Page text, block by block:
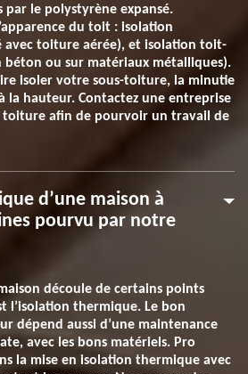
le polystyrène expansé.
du toit : isolation
avec toiture aérée), et isolation toit-
béton ou sur matériaux métalliques).
isoler votre sous-toiture, la minutie
la hauteur. Contactez une entreprise
toiture afin de pourvoir un travail de
d’une maison à
pourvu par notre
découle de certains points
l’isolation thermique. Le bon
dépend aussi d’une maintenance
avec les bons matériels. Pro
la mise en isolation thermique avec